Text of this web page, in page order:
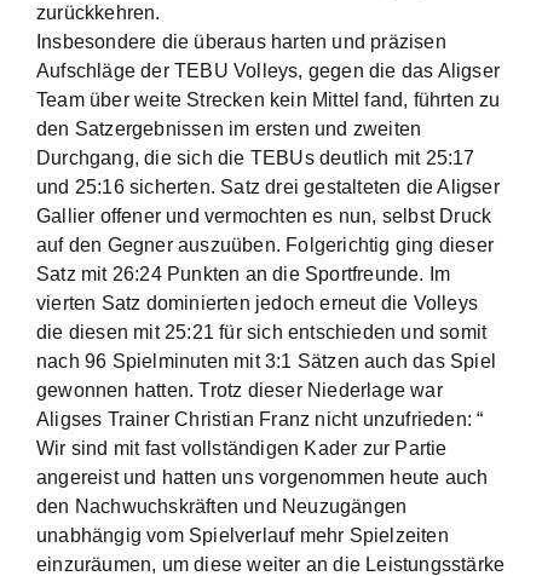
zurückkehren.
Insbesondere die überaus harten und präzisen
Aufschläge der TEBU Volleys, gegen die das Aligser
Team über weite Strecken kein Mittel fand, führten zu
den Satzergebnissen im ersten und zweiten
Durchgang, die sich die TEBUs deutlich mit 25:17
und 25:16 sicherten. Satz drei gestalteten die Aligser
Gallier offener und vermochten es nun, selbst Druck
auf den Gegner auszuüben. Folgerichtig ging dieser
Satz mit 26:24 Punkten an die Sportfreunde. Im
vierten Satz dominierten jedoch erneut die Volleys
die diesen mit 25:21 für sich entschieden und somit
nach 96 Spielminuten mit 3:1 Sätzen auch das Spiel
gewonnen hatten. Trotz dieser Niederlage war
Aligses Trainer Christian Franz nicht unzufrieden: “
Wir sind mit fast vollständigen Kader zur Partie
angereist und hatten uns vorgenommen heute auch
den Nachwuchskräften und Neuzugängen
unabhängig vom Spielverlauf mehr Spielzeiten
einzuräumen, um diese weiter an die Leistungsstärke